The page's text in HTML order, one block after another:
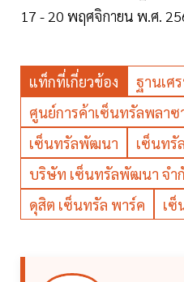
17 - 20 พฤศจิกายน พ.ศ.
แท็กที่เกี่ยวข้อง ฐานเศ
ศูนย์การค้าเซ็นทรัลพลาซ
เซ็นทรัลพัฒนา
เซ็นทรัล
บริษัท เซ็นทรัลพัฒนา จำ
ดุสิต เซ็นทรัล พาร์ค
เซ็